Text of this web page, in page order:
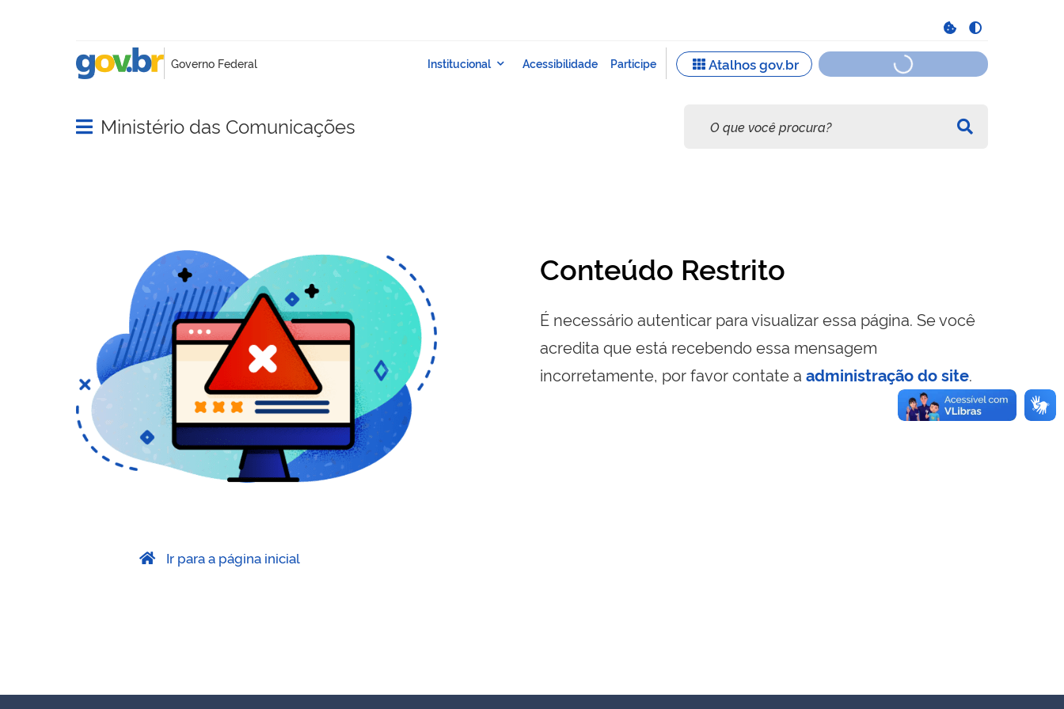
Abrir menu principal de navegação
Ministério das Comunicações
Conteúdo Restrito
É necessário autenticar para visualizar essa página. Se você
acredita que está recebendo essa mensagem
incorretamente, por favor contate a administração do site.
Ir para a página inicial